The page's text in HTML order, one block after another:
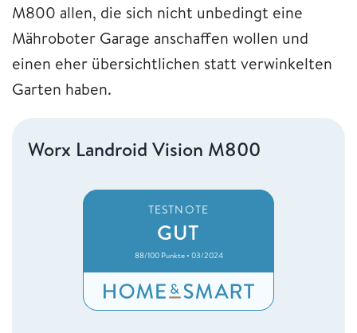
M800 allen, die sich nicht unbedingt eine
Mähroboter Garage anschaffen wollen und
einen eher übersichtlichen statt verwinkelten
Garten haben.
Worx Landroid Vision M800
TESTNOTE
GUT
88/100 Punkte • 03/2024